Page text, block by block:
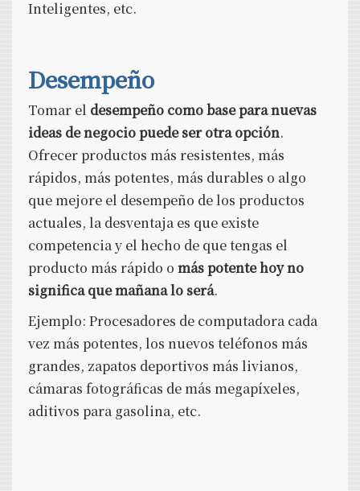
Inteligentes, etc.
Desempeño
Tomar el desempeño como base para nuevas
ideas de negocio puede ser otra opción.
Ofrecer productos más resistentes, más
rápidos, más potentes, más durables o algo
que mejore el desempeño de los productos
actuales, la desventaja es que existe
competencia y el hecho de que tengas el
producto más rápido o más potente hoy no
significa que mañana lo será.
Ejemplo: Procesadores de computadora cada
vez más potentes, los nuevos teléfonos más
grandes, zapatos deportivos más livianos,
cámaras fotográficas de más megapíxeles,
aditivos para gasolina, etc.